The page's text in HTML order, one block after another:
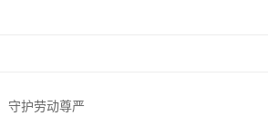
守护劳动尊严